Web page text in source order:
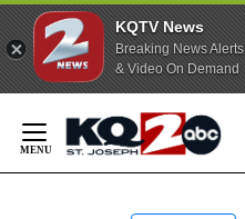
KQTV News
Breaking News Alerts
& Video On Demand
Content